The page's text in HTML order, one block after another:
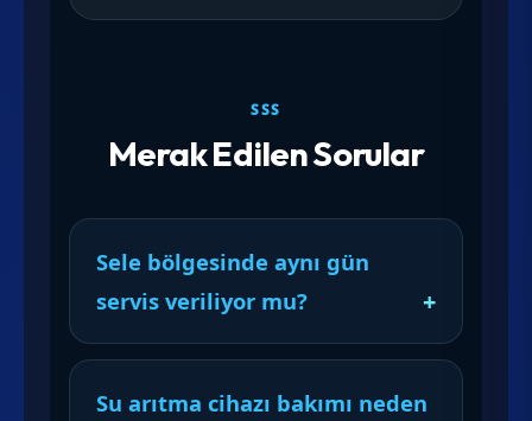
SSS
Merak Edilen Sorular
Sele bölgesinde aynı gün
servis veriliyor mu?
Su arıtma cihazı bakımı neden